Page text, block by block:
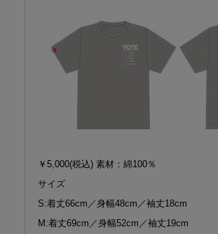
￥5,000(税込) 素材：綿100％
サイズ
S:着丈66cm／身幅48cm／袖丈18cm
M:着丈69cm／身幅52cm／袖丈19cm